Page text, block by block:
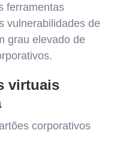
ferramentas
vulnerabilidades de
grau elevado de
virtuais
corporativos